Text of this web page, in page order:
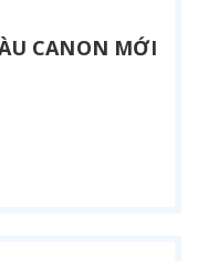
CANON MỚI